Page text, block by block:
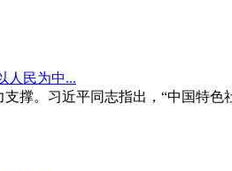
人民为中...
撑。习近平同志指出，“中国特